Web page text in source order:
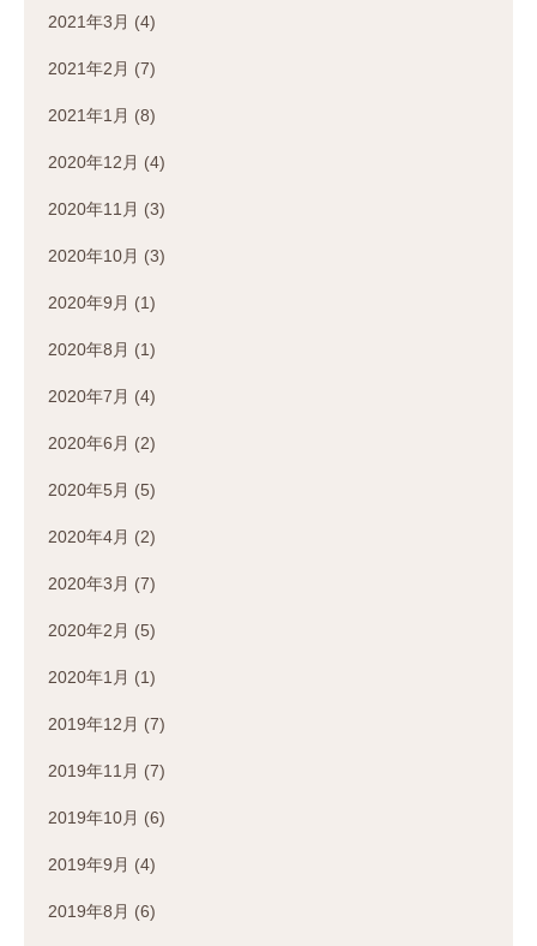
2021年3月 (4)
2021年2月 (7)
2021年1月 (8)
2020年12月 (4)
2020年11月 (3)
2020年10月 (3)
2020年9月 (1)
2020年8月 (1)
2020年7月 (4)
2020年6月 (2)
2020年5月 (5)
2020年4月 (2)
2020年3月 (7)
2020年2月 (5)
2020年1月 (1)
2019年12月 (7)
2019年11月 (7)
2019年10月 (6)
2019年9月 (4)
2019年8月 (6)